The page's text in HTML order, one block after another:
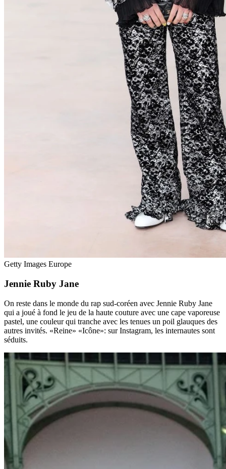
Getty Images Europe
Jennie Ruby Jane
On reste dans le monde du rap sud-coréen avec Jennie Ruby Jane
qui a joué à fond le jeu de la haute couture avec une cape vaporeuse
pastel, une couleur qui tranche avec les tenues un poil glauques des
autres invités. «Reine» «Icône»: sur Instagram, les internautes sont
séduits.